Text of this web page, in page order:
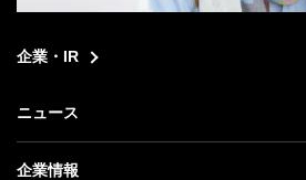
企業・IR
ニュース
ニュース トップ
企業情報